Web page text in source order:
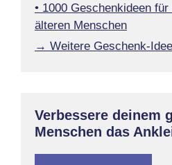
• 1000 Geschenkideen
älteren Menschen
→ Weitere Geschenk-
Verbessere deinem
Menschen das